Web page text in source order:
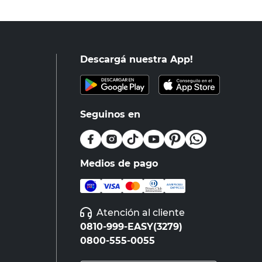
Descargá nuestra App!
Seguinos en
Medios de pago
Atención al cliente
0810-999-EASY(3279)
0800-555-0055